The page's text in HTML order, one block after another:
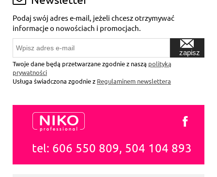
Podaj swój adres e-mail, jeżeli chcesz otrzymywać
informacje o nowościach i promocjach.
zapisz
Twoje dane będą przetwarzane zgodnie z naszą polityką
prywatności
Usługa świadczona zgodnie z Regulaminem newslettera
tel: 606 550 809, 504 104 893